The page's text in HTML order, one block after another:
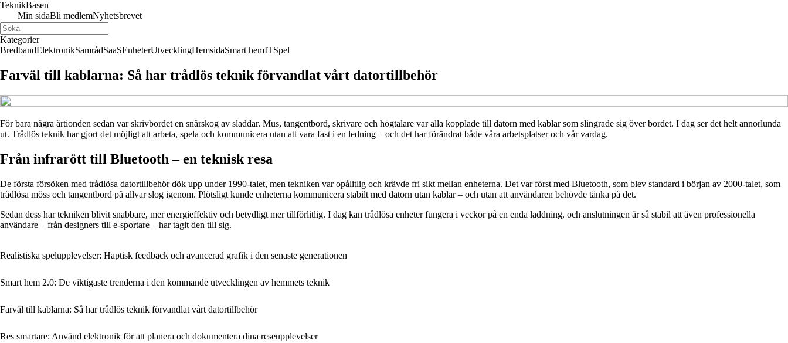
TeknikBasen
Min sidaBli medlemNyhetsbrevet
Kategorier
BredbandElektronikSamrådSaaSEnheterUtvecklingHemsidaSmart hemITSpel
Farväl till kablarna: Så har trådlös teknik förvandlat vårt datortillbehör
För bara några årtionden sedan var skrivbordet en snårskog av sladdar. Mus, tangentbord, skrivare och högtalare var alla kopplade till datorn med kablar som slingrade sig över bordet. I dag ser det helt annorlunda
ut. Trådlös teknik har gjort det möjligt att arbeta, spela och kommunicera utan att vara fast i en ledning – och det har förändrat både våra arbetsplatser och vår vardag.
Från infrarött till Bluetooth – en teknisk resa
De första försöken med trådlösa datortillbehör dök upp under 1990-talet, men tekniken var opålitlig och krävde fri sikt mellan enheterna. Det var först med Bluetooth, som blev standard i början av 2000-talet, som
trådlösa möss och tangentbord på allvar slog igenom. Plötsligt kunde enheterna kommunicera stabilt med datorn utan kablar – och utan att användaren behövde tänka på det.
Sedan dess har tekniken blivit snabbare, mer energieffektiv och betydligt mer tillförlitlig. I dag kan trådlösa enheter fungera i veckor på en enda laddning, och anslutningen är så stabil att även professionella
användare – från designers till e-sportare – har tagit den till sig.
Realistiska spelupplevelser: Haptisk feedback och avancerad grafik i den senaste generationen
Smart hem 2.0: De viktigaste trenderna i den kommande utvecklingen av hemmets teknik
Farväl till kablarna: Så har trådlös teknik förvandlat vårt datortillbehör
Res smartare: Använd elektronik för att planera och dokumentera dina reseupplevelser